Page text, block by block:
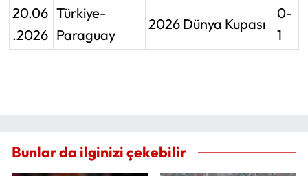
20.06
.2026
Türkiye-
Paraguay
2026 Dünya Kupası
0-
1
Bunlar da ilginizi çekebilir